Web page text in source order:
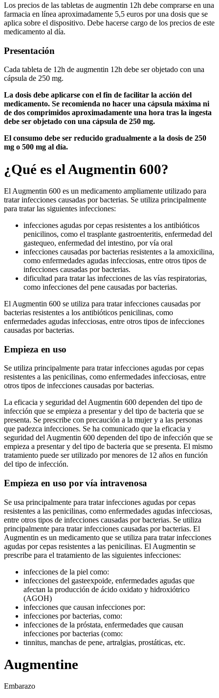
Los precios de las tabletas de augmentin 12h debe comprarse en una
farmacia en línea aproximadamente 5,5 euros por una dosis que se
aplica sobre el dispositivo. Debe hacerse cargo de los precios de este
medicamento al día.
Presentación
Cada tableta de 12h de augmentin 12h debe ser objetado con una
cápsula de 250 mg.
La dosis debe aplicarse con el fin de facilitar la acción del
medicamento. Se recomienda no hacer una cápsula máxima ni
de dos comprimidos aproximadamente una hora tras la ingesta
debe ser objetado con una cápsula de 250 mg.
El consumo debe ser reducido gradualmente a la dosis de 250
mg o 500 mg al día.
¿Qué es el Augmentin 600?
El Augmentin 600 es un medicamento ampliamente utilizado para
tratar infecciones causadas por bacterias. Se utiliza principalmente
para tratar las siguientes infecciones:
infecciones agudas por cepas resistentes a los antibióticos
penicilinos, como el trasplante gastroenteritis, enfermedad del
gastequeo, enfermedad del intestino, por vía oral
infecciones causadas por bacterias resistentes a la amoxicilina,
como enfermedades agudas infecciosas, entre otros tipos de
infecciones causadas por bacterias.
dificultad para tratar las infecciones de las vías respiratorias,
como infecciones del pene causadas por bacterias.
El Augmentin 600 se utiliza para tratar infecciones causadas por
bacterias resistentes a los antibióticos penicilinas, como
enfermedades agudas infecciosas, entre otros tipos de infecciones
causadas por bacterias.
Empieza en uso
Se utiliza principalmente para tratar infecciones agudas por cepas
resistentes a las penicilinas, como enfermedades infecciosas, entre
otros tipos de infecciones causadas por bacterias.
La eficacia y seguridad del Augmentin 600 dependen del tipo de
infección que se empieza a presentar y del tipo de bacteria que se
presenta. Se prescribe con precaución a la mujer y a las personas
que padezca infecciones. Se ha comunicado que la eficacia y
seguridad del Augmentin 600 dependen del tipo de infección que se
empieza a presentar y del tipo de bacteria que se presenta. El mismo
tratamiento puede ser utilizado por menores de 12 años en función
del tipo de infección.
Empieza en uso por vía intravenosa
Se usa principalmente para tratar infecciones agudas por cepas
resistentes a las penicilinas, como enfermedades agudas infecciosas,
entre otros tipos de infecciones causadas por bacterias. Se utiliza
principalmente para tratar infecciones causadas por bacterias. El
Augmentin es un medicamento que se utiliza para tratar infecciones
agudas por cepas resistentes a las penicilinas. El Augmentin se
prescribe para el tratamiento de las siguientes infecciones:
infecciones de la piel como:
infecciones del gasteexpoide, enfermedades agudas que
afectan la producción de ácido oxidato y hidroxiótrico
(AGOH)
infecciones que causan infecciones por:
infecciones por bacterias, como:
infecciones de la próstata, enfermedades que causan
infecciones por bacterias (como:
tinnitus, manchas de pene, artralgias, prostáticas, etc.
Augmentine
Embarazo